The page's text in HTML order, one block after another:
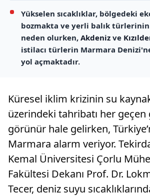
Yükselen sıcaklıklar, bölgedeki
bozmakta ve yerli balık
neden olurken, Akdeniz ve
istilacı türlerin Marmara
yol açmaktadır.
Küresel iklim krizinin su
üzerindeki tahribatı her geçen
görünür hale gelirken,
Marmara alarm veriyor.
Kemal Üniversitesi Çorlu
Fakültesi Dekanı Prof. Dr.
Tecer, deniz suyu